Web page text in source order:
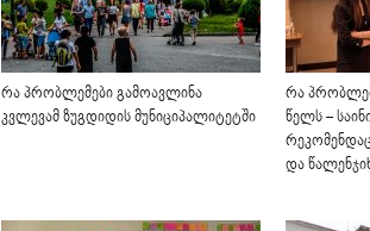
რა პრობლემები გამოავლინა
კვლევამ ზუგდიდის მუნიციპალიტეტში
რა
წელს –
და